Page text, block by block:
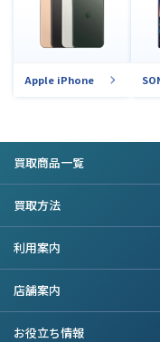
Apple iPhone
買取商品一覧
買取方法
利用案内
店舗案内
お役立ち情報